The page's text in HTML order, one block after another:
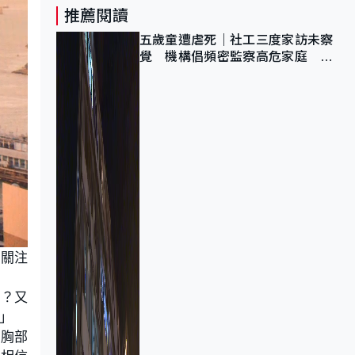
注
又
部
推薦閱讀
五歲童遭虐死｜社工三度家訪未察
覺 機構倡頻密監察高危家庭 管